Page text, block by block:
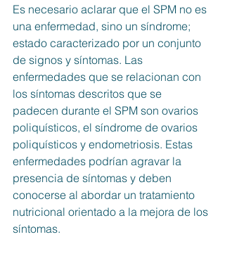
Es necesario aclarar que el SPM no es
una enfermedad, sino un síndrome;
estado caracterizado por un conjunto
de signos y síntomas. Las
enfermedades que se relacionan con
los síntomas descritos que se
padecen durante el SPM son ovarios
poliquísticos, el síndrome de ovarios
poliquísticos y endometriosis. Estas
enfermedades podrían agravar la
presencia de síntomas y deben
conocerse al abordar un tratamiento
nutricional orientado a la mejora de los
síntomas.